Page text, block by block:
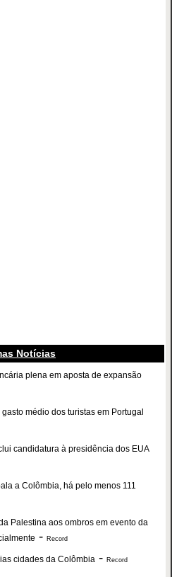
Notícias
plena em aposta de expansão
médio dos turistas em Portugal
candidatura à presidência dos EUA
a Colômbia, há pelo menos 111
Palestina aos ombros em evento da
- Record
cidades da Colômbia - Record